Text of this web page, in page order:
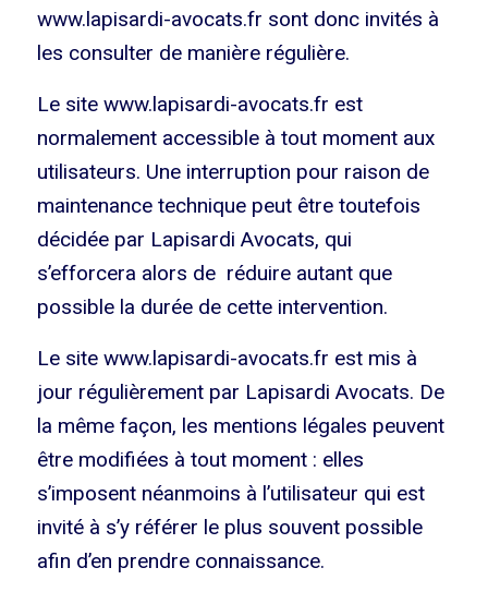
www.lapisardi-avocats.fr sont donc invités à
les consulter de manière régulière.
Le site www.lapisardi-avocats.fr est
normalement accessible à tout moment aux
utilisateurs. Une interruption pour raison de
maintenance technique peut être toutefois
décidée par Lapisardi Avocats, qui
s’efforcera alors de réduire autant que
possible la durée de cette intervention.
Le site www.lapisardi-avocats.fr est mis à
jour régulièrement par Lapisardi Avocats. De
la même façon, les mentions légales peuvent
être modifiées à tout moment : elles
s’imposent néanmoins à l’utilisateur qui est
invité à s’y référer le plus souvent possible
afin d’en prendre connaissance.